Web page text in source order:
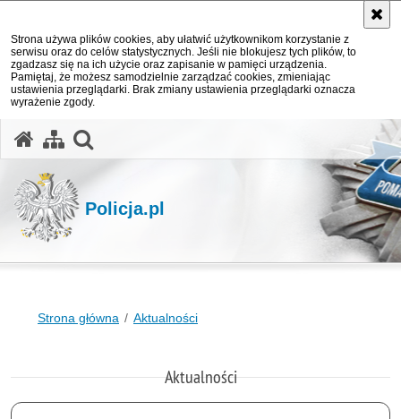
Strona używa plików cookies, aby ułatwić użytkownikom korzystanie z
serwisu oraz do celów statystycznych. Jeśli nie blokujesz tych plików, to
zgadzasz się na ich użycie oraz zapisanie w pamięci urządzenia.
Pamiętaj, że możesz samodzielnie zarządzać cookies, zmieniając
ustawienia przeglądarki. Brak zmiany ustawienia przeglądarki oznacza
wyrażenie zgody.
Policja.pl
Strona główna Aktualności
Aktualności